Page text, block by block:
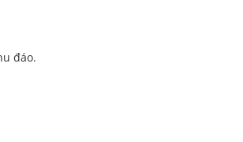
đáo.